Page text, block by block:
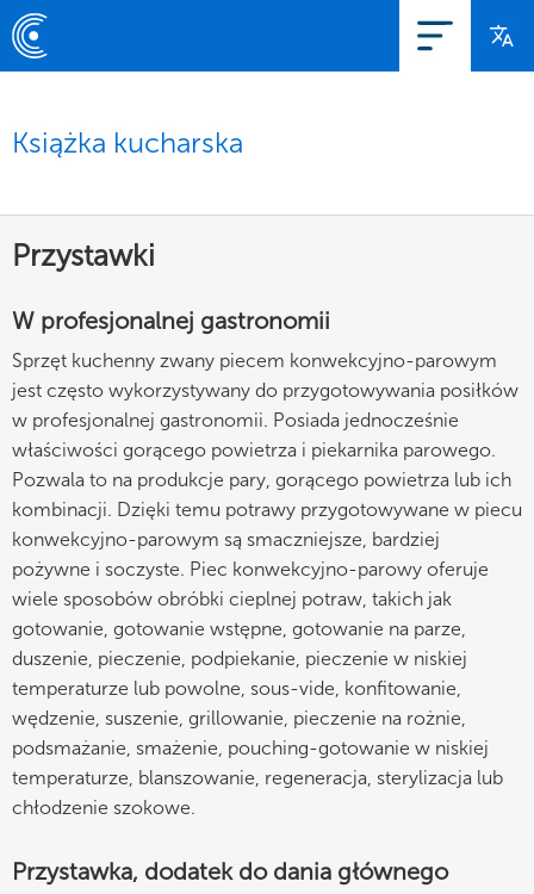
Książka kucharska
Przystawki
W profesjonalnej gastronomii
Sprzęt kuchenny zwany piecem konwekcyjno-parowym
jest często wykorzystywany do przygotowywania posiłków
w profesjonalnej gastronomii. Posiada jednocześnie
właściwości gorącego powietrza i piekarnika parowego.
Pozwala to na produkcje pary, gorącego powietrza lub ich
kombinacji. Dzięki temu potrawy przygotowywane w piecu
konwekcyjno-parowym są smaczniejsze, bardziej
pożywne i soczyste. Piec konwekcyjno-parowy oferuje
wiele sposobów obróbki cieplnej potraw, takich jak
gotowanie, gotowanie wstępne, gotowanie na parze,
duszenie, pieczenie, podpiekanie, pieczenie w niskiej
temperaturze lub powolne, sous-vide, konfitowanie,
wędzenie, suszenie, grillowanie, pieczenie na rożnie,
podsmażanie, smażenie, pouching-gotowanie w niskiej
temperaturze, blanszowanie, regeneracja, sterylizacja lub
chłodzenie szokowe.
Przystawka, dodatek do dania głównego